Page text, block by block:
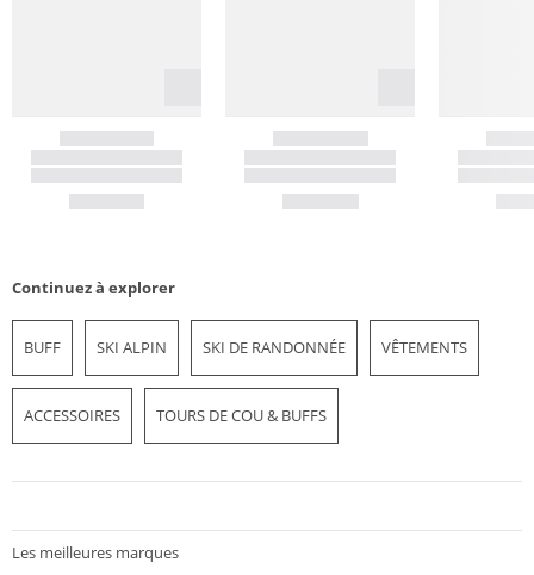
Continuez à explorer
BUFF SKI ALPIN SKI DE RANDONNÉE VÊTEMENTS
ACCESSOIRES TOURS DE COU & BUFFS
Les meilleures marques